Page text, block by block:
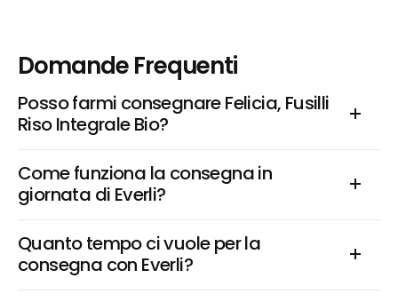
Domande Frequenti
Posso farmi consegnare Felicia, Fusilli
Riso Integrale Bio?
Come funziona la consegna in
giornata di Everli?
Quanto tempo ci vuole per la
consegna con Everli?